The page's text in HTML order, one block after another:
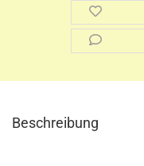
Beschreibung